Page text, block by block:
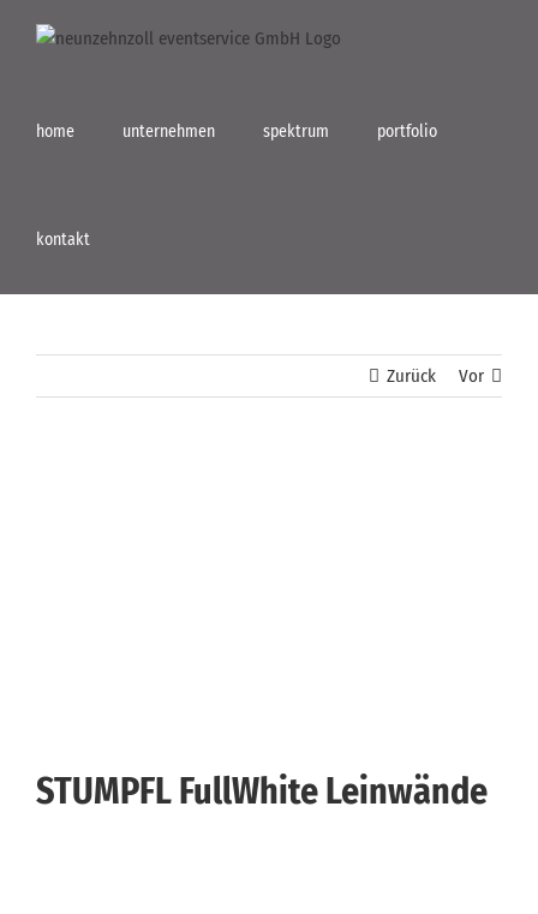
Inhalt
home unternehmen spektrum portfolio
kontakt
Zurück Vor
STUMPFL FullWhite Leinwände